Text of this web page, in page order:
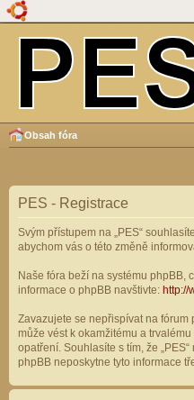
Obsah fóra
PES - Registrace
Svým přístupem na „PES“
abychom vás o této změně
Naše fóra beží na systému phpBB,
informace o phpBB navštivte: http://
Zavazujete se nepřispívat na fórum
může vést k okamžitému a
opatření. Souhlasíte s tím, že
phpBB neposkytne tyto informace